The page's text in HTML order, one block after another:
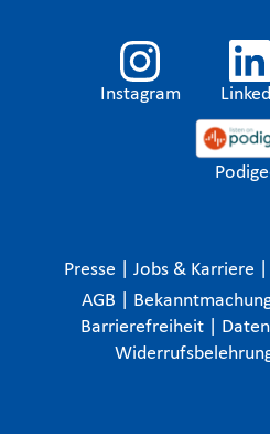
Instagram
Presse Jobs & Karriere
AGB
Barrierefreiheit